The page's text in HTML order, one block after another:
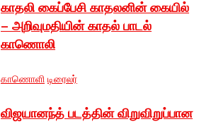
காதலி கைப்பேசி காதலனின் கையில்
– அறிவுமதியின் காதல் பாடல்
காணொலி
காணொளி டிரைலர்
விஜயானந்த் படத்தின் விறுவிறுப்பான